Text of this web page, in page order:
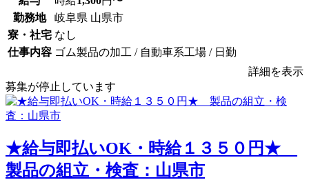
勤務地
岐阜県 山県市
寮・社宅 なし
仕事内容 ゴム製品の加工 / 自動車系工場 / 日勤
詳細を表示
募集が停止しています
★給与即払いOK・時給１３５０円★
製品の組立・検査：山県市